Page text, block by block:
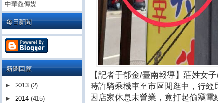
【記者于郁金/臺南報導】莊姓女
時許騎乘機車至市區閒逛中，行
因店家休息未營業，竟打起偷竊
中華鱻傳媒
每日新聞
新聞回顧
► 2013 (2)
► 2014 (415)